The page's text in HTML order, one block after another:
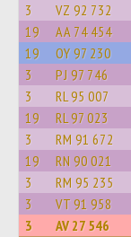
3 VZ 92 732
19 AA 74 454
19 OY 97 230
3 PJ 97 746
3 RL 95 007
19 RL 97 023
3 RM 91 672
19 RN 90 021
3 RM 95 235
3 VT 91 958
3 AV 27 546